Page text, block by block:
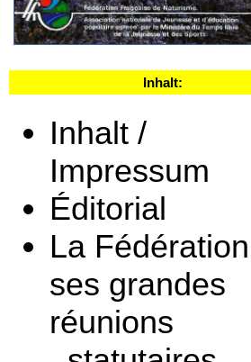
Inhalt:
Inhalt /
Impressum
Éditorial
La
ses grandes
réunions